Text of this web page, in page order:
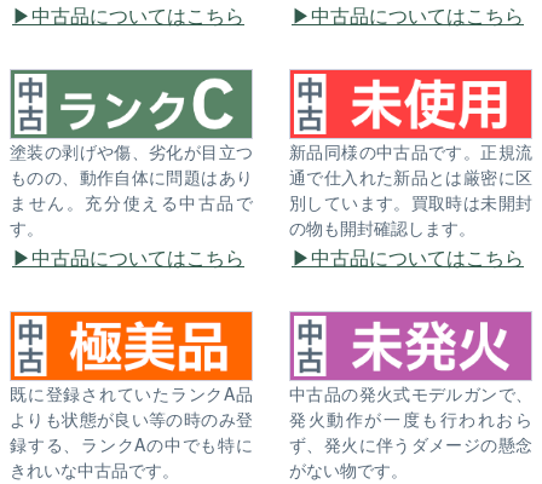
中古品についてはこちら 中古品についてはこちら
塗装の剥げや傷、劣化が目立つ
ものの、動作自体に問題はあり
ません。充分使える中古品で
す。
中古品についてはこちら
新品同様の中古品です。正規流
通で仕入れた新品とは厳密に区
別しています。買取時は未開封
の物も開封確認します。
中古品についてはこちら
既に登録されていたランクA品
よりも状態が良い等の時のみ登
録する、ランクAの中でも特に
きれいな中古品です。
中古品の発火式モデルガンで、
発火動作が一度も行われおら
ず、発火に伴うダメージの懸念
がない物です。